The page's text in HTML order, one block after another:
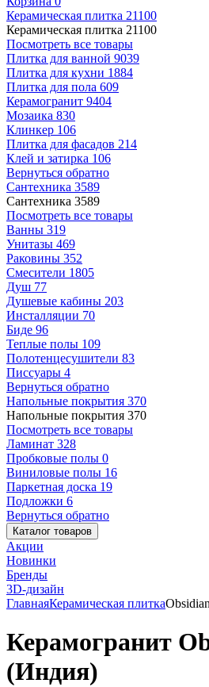
Керамическая плитка 21100
Керамическая плитка 21100
Посмотреть все товары
Плитка для ванной 9039
Плитка для кухни 1884
Плитка для пола 609
Керамогранит 9404
Мозаика 830
Клинкер 106
Плитка для фасадов 214
Клей и затирка 106
Вернуться обратно
Сантехника 3589
Сантехника 3589
Посмотреть все товары
Ванны 319
Унитазы 469
Раковины 352
Смесители 1805
Душ 77
Душевые кабины 203
Инсталляции 70
Биде 96
Теплые полы 109
Полотенцесушители 83
Писсуары 4
Вернуться обратно
Напольные покрытия 370
Напольные покрытия 370
Посмотреть все товары
Ламинат 328
Пробковые полы 0
Виниловые полы 16
Паркетная доска 19
Подложки 6
Вернуться обратно
Каталог товаров
Акции
Новинки
Бренды
3D-дизайн
ГлавнаяКерамическая плиткаObsidian
Керамогранит
(Индия)